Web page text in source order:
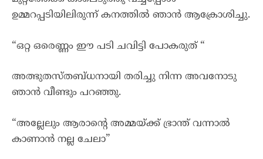
ഉമ്മറപ്പടിയിലിരുന്ന് കനത്തിൽ ഞാൻ ആക്രോശിച്ചു.
“ഒറ്റ ഒരെണ്ണം ഈ പടി ചവിട്ടി പോകരുത് “
അത്ഭുതസ്തബ്ധനായി തരിച്ചു നിന്ന അവനോടു
ഞാൻ വീണ്ടും പറഞ്ഞു.
“അല്ലേലും ആരാന്റെ അമ്മയ്ക്ക് ഭ്രാന്ത് വന്നാൽ
കാണാൻ നല്ല ചേലാ”